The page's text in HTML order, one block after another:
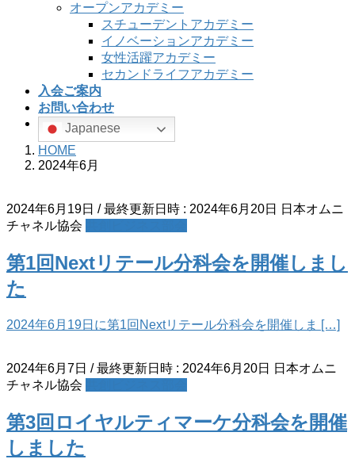
オープンアカデミー
スチューデントアカデミー
イノベーションアカデミー
女性活躍アカデミー
セカンドライフアカデミー
入会ご案内
お問い合わせ
Japanese
HOME
2024年6月
2024年6月19日 / 最終更新日時 : 2024年6月20日
日本オムニ
チャネル協会
第1回Nextリテール分科会を開催しまし
た
2024年6月19日に第1回Nextリテール分科会を開催しま […]
2024年6月7日 / 最終更新日時 : 2024年6月20日
日本オムニ
チャネル協会
第3回ロイヤルティマーケ分科会を開催
しました